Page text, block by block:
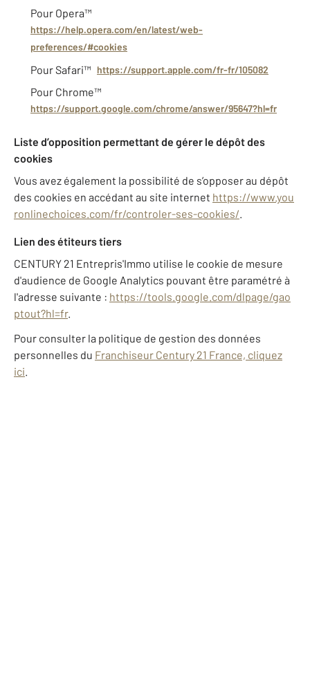
Pour Opera™
https://help.opera.com/en/latest/web-
preferences/#cookies
Pour Safari™ https://support.apple.com/fr-fr/105082
Pour Chrome™
https://support.google.com/chrome/answer/95647?hl=fr
Liste d’opposition permettant de gérer le dépôt des
cookies
Vous avez également la possibilité de s’opposer au dépôt
des cookies en accédant au site internet https://www.you
ronlinechoices.com/fr/controler-ses-cookies/.
Lien des étiteurs tiers
CENTURY 21 Entrepris'Immo utilise le cookie de mesure
d'audience de Google Analytics pouvant être paramétré à
l'adresse suivante : https://tools.google.com/dlpage/gao
ptout?hl=fr.
Pour consulter la politique de gestion des données
personnelles du Franchiseur Century 21 France, cliquez
ici.